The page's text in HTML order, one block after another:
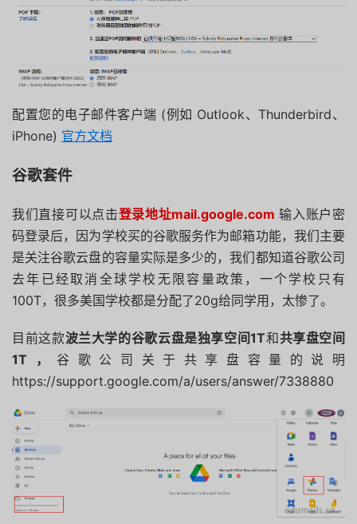
配置您的电子邮件客户端 (例如 Outlook、Thunderbird、
iPhone) 官方文档
谷歌套件
我们直接可以点击登录地址mail.google.com输入账户密
码登录后，因为学校买的谷歌服务作为邮箱功能，我们主要
是关注谷歌云盘的容量实际是多少的，我们都知道谷歌公司
去年已经取消全球学校无限容量政策，一个学校只有
100T，很多美国学校都是分配了20g给同学用，太惨了。
目前这款波兰大学的谷歌云盘是独享空间1T和共享盘空间
1T，谷歌公司关于共享盘容量的说明
https://support.google.com/a/users/answer/7338880